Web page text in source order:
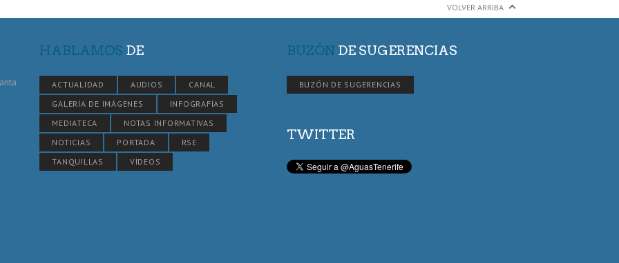
VOLVER ARRIBA
HABLAMOS DE
ACTUALIDAD AUDIOS
CANAL
GALERÍA DE IMÁGENES
INFOGRAFÍAS
MEDIATECA
NOTAS INFORMATIVAS
NOTICIAS
PORTADA
RSE
TANQUILLAS
VÍDEOS
BUZÓN DE SUGERENCIAS
BUZÓN DE SUGERENCIAS
TWITTER